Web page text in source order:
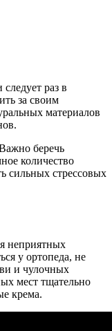
раз в
за своим
материалов
беречь
количество
сильных стрессовых
неприятных
у ортопеда, не
и чулочных
мест тщательно
крема.